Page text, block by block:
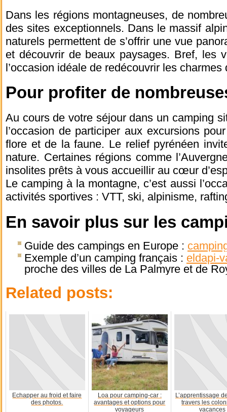
Dans les régions montagneuses, de
des sites exceptionnels. Dans le massif
naturels permettent de s’offrir une vue
et découvrir de beaux paysages. Bref, les
l’occasion idéale de redécouvrir les charmes
Pour profiter de
Au cours de votre séjour dans un camping
l’occasion de participer aux excursions
flore et de la faune. Le relief pyrénéen
nature. Certaines régions comme
insolites prêts à vous accueillir au cœur
Le camping à la montagne, c’est aussi
activités sportives : VTT, ski, alpinisme,
En savoir plus sur les
Guide des campings en Europe :
Exemple d’un camping français : eldapi-
proche des villes de La Palmyre et de
Related posts:
Echapper au froid et faire
des photos.
Loa pour camping-car :
avantages et options pour
voyageurs
L’apprentissage
travers les
vacances